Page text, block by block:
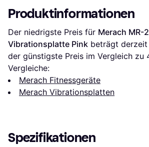
Produktinformationen
Der niedrigste Preis für Merach MR-
Vibrationsplatte Pink beträgt derzeit
der günstigste Preis im Vergleich zu
Vergleiche:
Merach Fitnessgeräte
Merach Vibrationsplatten
Spezifikationen